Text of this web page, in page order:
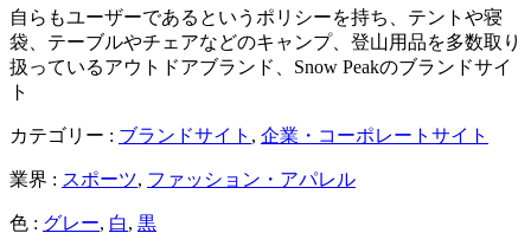
自らもユーザーであるというポリシーを持ち、テントや寝
袋、テーブルやチェアなどのキャンプ、登山用品を多数取り
扱っているアウトドアブランド、Snow Peakのブランドサイ
ト
カテゴリー : ブランドサイト , 企業・コーポレートサイト
業界 : スポーツ, ファッション・アパレル
色 : グレー, 白, 黒